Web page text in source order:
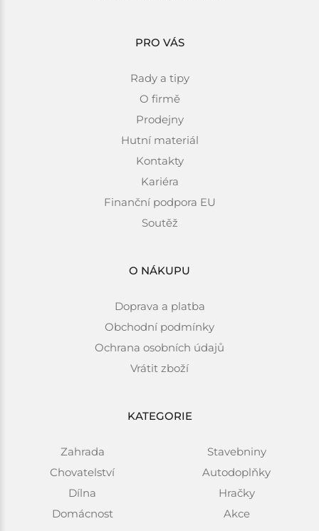
PRO VÁS
Rady a tipy
O firmě
Prodejny
Hutní materiál
Kontakty
Kariéra
Finanční podpora EU
Soutěž
O NÁKUPU
Doprava a platba
Obchodní podmínky
Ochrana osobních údajů
Vrátit zboží
KATEGORIE
Zahrada
Chovatelství
Dílna
Domácnost
Stavebniny
Autodoplňky
Hračky
Akce